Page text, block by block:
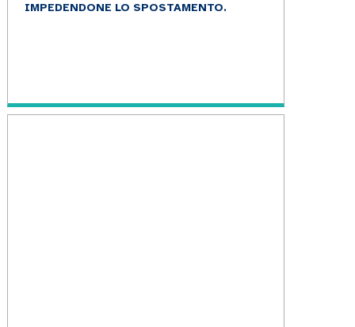
IMPEDENDONE LO SPOSTAMENTO.